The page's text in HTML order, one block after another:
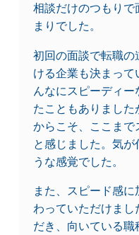
相談だけのつもりで
まりでした。
初回の面談で転職
ける企業も決まって
んなにスピーディ
たこともありまし
からこそ、ここま
と感じました。気
うな感覚でした。
また、スピード感
わっていただけま
だき、向いている